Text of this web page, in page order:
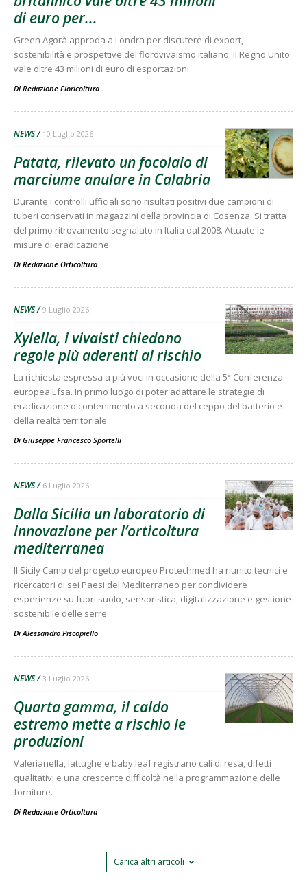
di euro per...
Green Agorà approda a Londra per discutere di export,
sostenibilità e prospettive del florovivaismo italiano. Il Regno Unito
vale oltre 43 milioni di euro di esportazioni
Di Redazione Floricoltura
NEWS 10 Luglio 2026
Patata, rilevato un focolaio di
marciume anulare in Calabria
Durante i controlli ufficiali sono risultati positivi due campioni di
tuberi conservati in magazzini della provincia di Cosenza. Si tratta
del primo ritrovamento segnalato in Italia dal 2008. Attuate le
misure di eradicazione
Di Redazione Orticoltura
NEWS 9 Luglio 2026
Xylella, i vivaisti chiedono
regole più aderenti al rischio
La richiesta espressa a più voci in occasione della 5ª Conferenza
europea Efsa. In primo luogo di poter adattare le strategie di
eradicazione o contenimento a seconda del ceppo del batterio e
della realtà territoriale
Di Giuseppe Francesco Sportelli
NEWS 6 Luglio 2026
Dalla Sicilia un laboratorio di
innovazione per l’orticoltura
mediterranea
Il Sicily Camp del progetto europeo Protechmed ha riunito tecnici e
ricercatori di sei Paesi del Mediterraneo per condividere
esperienze su fuori suolo, sensoristica, digitalizzazione e gestione
sostenibile delle serre
Di Alessandro Piscopiello
NEWS 3 Luglio 2026
Quarta gamma, il caldo
estremo mette a rischio le
produzioni
Valerianella, lattughe e baby leaf registrano cali di resa, difetti
qualitativi e una crescente difficoltà nella programmazione delle
forniture.
Di Redazione Orticoltura
Carica altri articoli